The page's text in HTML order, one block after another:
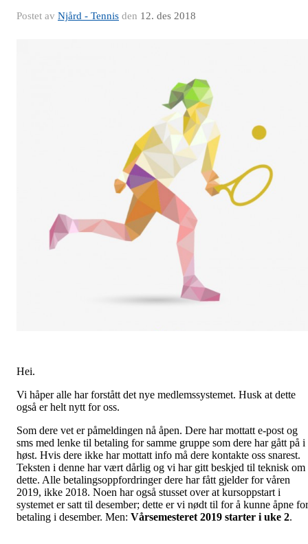
Postet av Njård - Tennis den 12. des 2018
Hei.
Vi håper alle har forstått det nye medlemssystemet. Husk at dette
også er helt nytt for oss.
Som dere vet er påmeldingen nå åpen. Dere har mottatt e-post og
sms med lenke til betaling for samme gruppe som dere har gått på i
høst. Hvis dere ikke har mottatt info må dere kontakte oss snarest.
Teksten i denne har vært dårlig og vi har gitt beskjed til teknisk om
dette. Alle betalingsoppfordringer dere har fått gjelder for våren
2019, ikke 2018. Noen har også stusset over at kursoppstart i
systemet er satt til desember; dette er vi nødt til for å kunne åpne for
betaling i desember. Men: Vårsemesteret 2019 starter i uke 2.